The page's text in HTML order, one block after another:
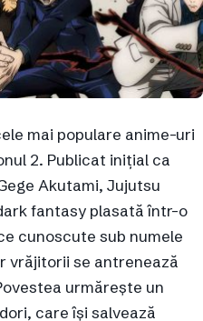
mai populare anime-uri
2. Publicat inițial ca
Akutami, Jujutsu
fantasy plasată într-o
cunoscute sub numele
vrăjitorii se antrenează
urmărește un
care își salvează